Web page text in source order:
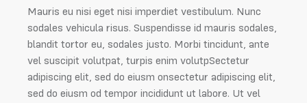
Mauris eu nisi eget nisi imperdiet vestibulum. Nunc
sodales vehicula risus. Suspendisse id mauris sodales,
blandit tortor eu, sodales justo. Morbi tincidunt, ante
vel suscipit volutpat, turpis enim volutpSectetur
adipiscing elit, sed do eiusm onsectetur adipiscing elit,
sed do eiusm od tempor incididunt ut labore. Ut vel